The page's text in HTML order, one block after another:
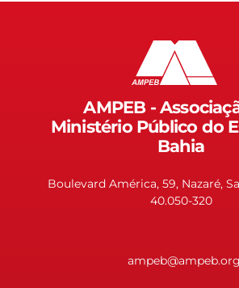
AMPEB -
Ministério Público do
Bahia
Boulevard América, 59, Nazaré,
40.050-320